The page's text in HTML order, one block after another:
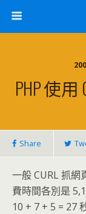
PHP 使
Share
一般 CURL 抓網
費時間各別是
10 + 7 + 5 = 27